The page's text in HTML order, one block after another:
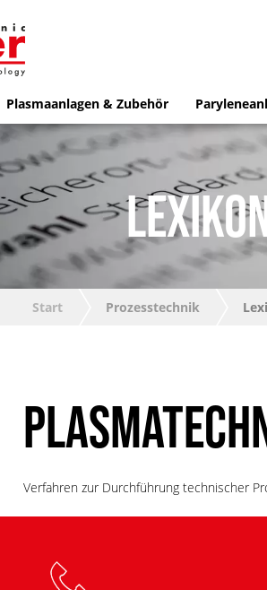
Plasmaanlagen & Zubehör
Start Prozesstechnik
Verfahren zur Durchführung technischer